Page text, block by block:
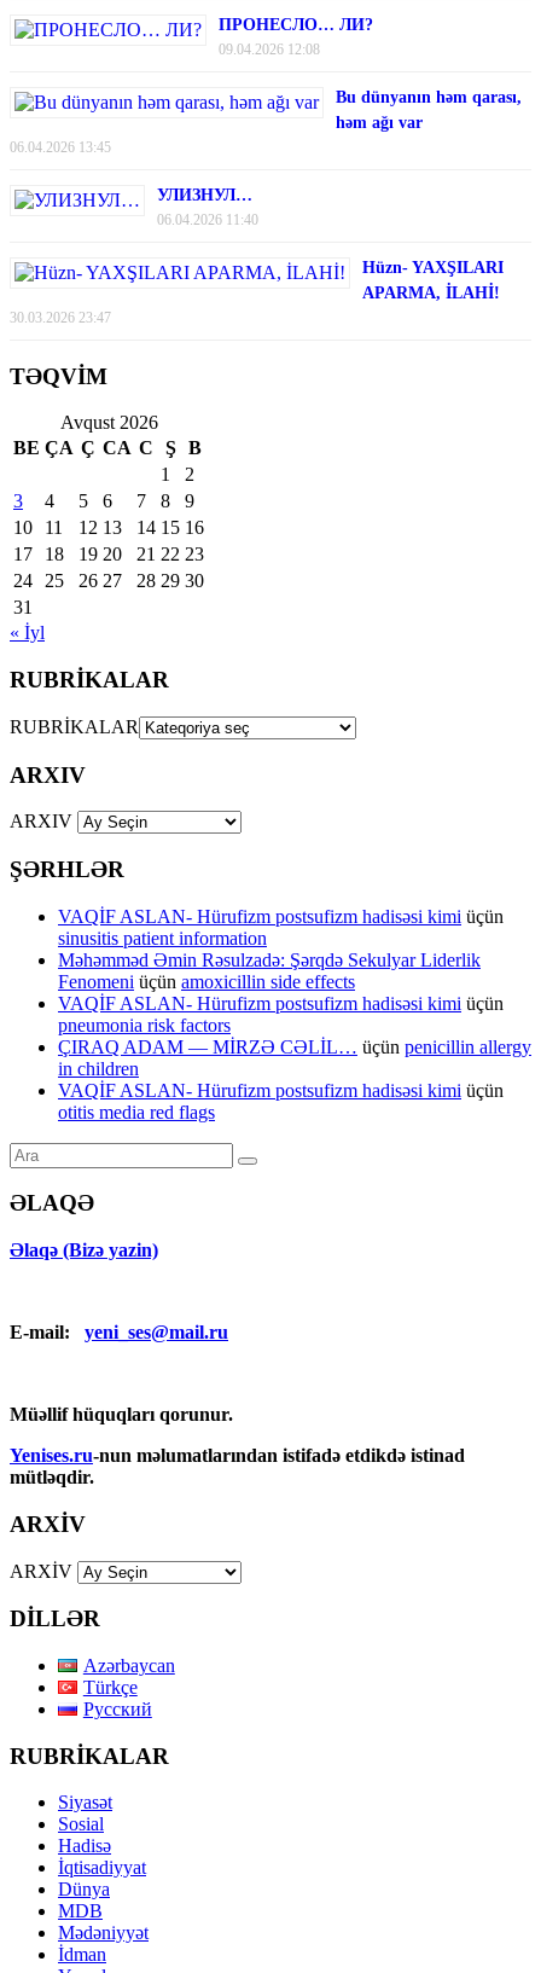
ПРОНЕСЛО… ЛИ?
09.04.2026 12:08
Bu dünyanın həm qarası,
həm ağı var
06.04.2026 13:45
УЛИЗНУЛ…
06.04.2026 11:40
Hüzn- YAXŞILARI
APARMA, İLAHİ!
30.03.2026 23:47
TƏQVİM
Avqust 2026
BE ÇA Ç CA C Ş
B
1
2
3
4 5 6 7 8
9
10
11 12 13 14 15 16
17
18 19 20 21 22 23
24 25 26 27 28 29 30
31
« İyl
RUBRİKALAR
RUBRİKALAR
ARXIV
ARXIV
ŞƏRHLƏR
VAQİF ASLAN- Hürufizm postsufizm hadisəsi kimi üçün
sinusitis patient information
Məhəmməd Əmin Rəsulzadə: Şərqdə Sekulyar Liderlik
Fenomeni üçün amoxicillin side effects
VAQİF ASLAN- Hürufizm postsufizm hadisəsi kimi üçün
pneumonia risk factors
ÇIRAQ ADAM — MİRZƏ CƏLİL… üçün penicillin allergy
in children
VAQİF ASLAN- Hürufizm postsufizm hadisəsi kimi üçün
otitis media red flags
ƏLAQƏ
Əlaqə (Bizə yazin)
E-mail: yeni_ses@mail.ru
Müəllif hüquqları qorunur.
Yenises.ru-nun məlumatlarından istifadə etdikdə istinad
mütləqdir.
ARXİV
ARXİV
DİLLƏR
Azərbaycan
Türkçe
Русский
RUBRİKALAR
Siyasət
Sosial
Hadisə
İqtisadiyyat
Dünya
MDB
Mədəniyyət
İdman